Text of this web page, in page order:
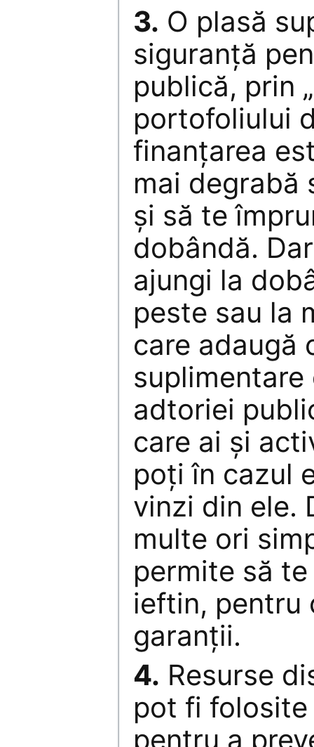
3. O plasă
siguranță
publică, prin
portofoliului
finanțarea
mai degrabă
și să te
dobândă.
ajungi la
peste sau la
care adaugă
adtoriei
care ai și
poți în cazul
vinzi din ele.
multe ori
permite să
ieftin, pentru
garanții.
4. Resurse
pot fi
pentru a